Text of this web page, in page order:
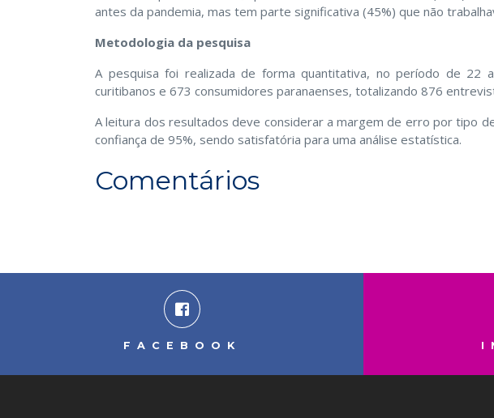
antes da pandemia, mas tem parte significativa (45%) que não
Metodologia da pesquisa
A pesquisa foi realizada de forma quantitativa, no período de
curitibanos e 673 consumidores paranaenses, totalizando 876
A leitura dos resultados deve considerar a margem de erro por tipo
confiança de 95%, sendo satisfatória para uma análise estatística.
Comentários
FACEBOOK